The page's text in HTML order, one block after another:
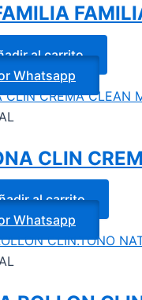
al carrito
Whatsapp
CLIN
al carrito
Whatsapp